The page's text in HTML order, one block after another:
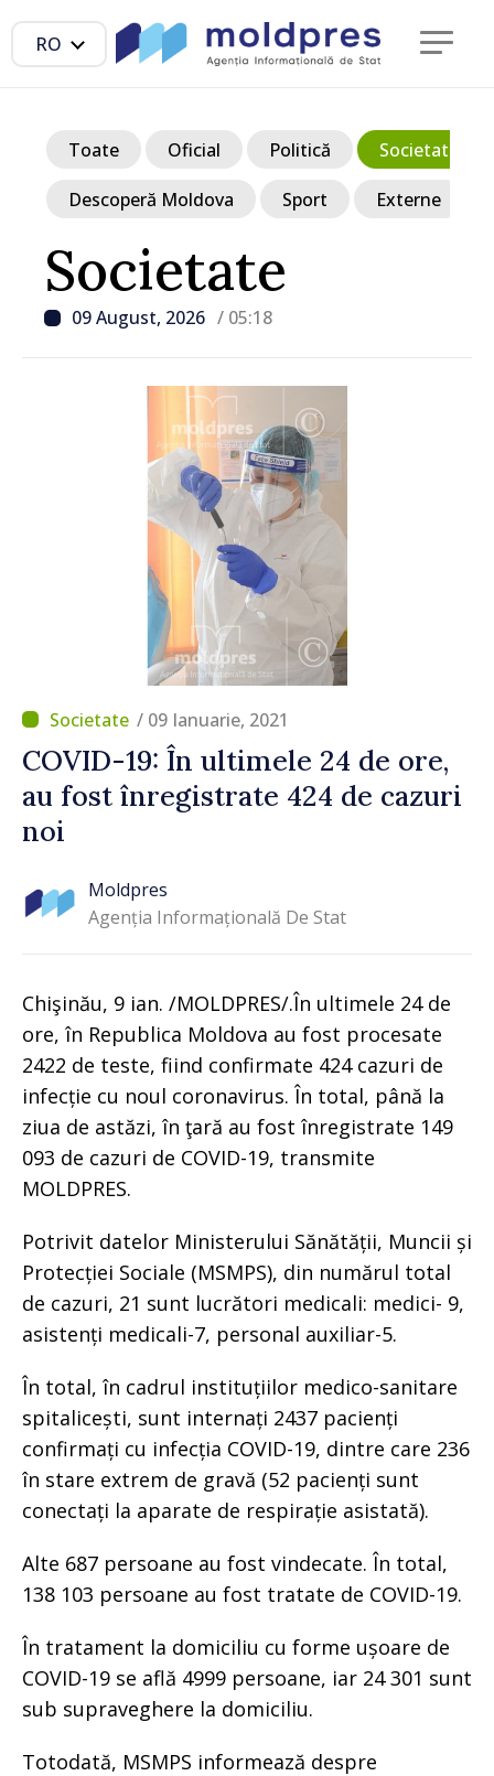
RO
Societate
09 August, 2026 / 05:18
Toate Oficial Politică Societate
Descoperă Moldova Sport Externe
/ 09 Ianuarie, 2021
COVID-19: În ultimele 24 de ore,
au fost înregistrate 424 de cazuri
noi
Moldpres
Agenția Informațională De Stat
Chişinău, 9 ian. /MOLDPRES/.În ultimele 24 de
ore, în Republica Moldova au fost procesate
2422 de teste, fiind confirmate 424 cazuri de
infecție cu noul coronavirus. În total, până la
ziua de astăzi, în ţară au fost înregistrate 149
093 de cazuri de COVID-19, transmite
MOLDPRES.
Potrivit datelor Ministerului Sănătății, Muncii și
Protecției Sociale (MSMPS), din numărul total
de cazuri, 21 sunt lucrători medicali: medici- 9,
asistenți medicali-7, personal auxiliar-5.
În total, în cadrul instituțiilor medico-sanitare
spitalicești, sunt internați 2437 pacienți
confirmați cu infecția COVID-19, dintre care 236
în stare extrem de gravă (52 pacienți sunt
conectați la aparate de respirație asistată).
Alte 687 persoane au fost vindecate. În total,
138 103 persoane au fost tratate de COVID-19.
În tratament la domiciliu cu forme ușoare de
COVID-19 se află 4999 persoane, iar 24 301 sunt
sub supraveghere la domiciliu.
Totodată, MSMPS informează despre